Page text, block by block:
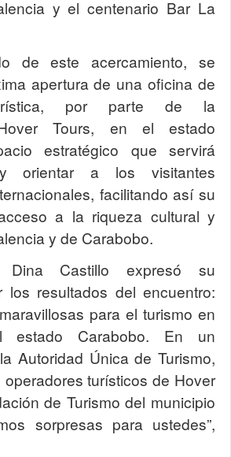
y el centenario Bar La
de este acercamiento, se
apertura de una oficina de
por parte de la
Tours, en el estado
estratégico que servirá
orientar a los visitantes
facilitando así su
a la riqueza cultural y
y de Carabobo.
Dina Castillo expresó su
los resultados del encuentro:
para el turismo en
estado Carabobo. En un
Autoridad Única de Turismo,
operadores turísticos de Hover
de Turismo del municipio
sorpresas para ustedes”,